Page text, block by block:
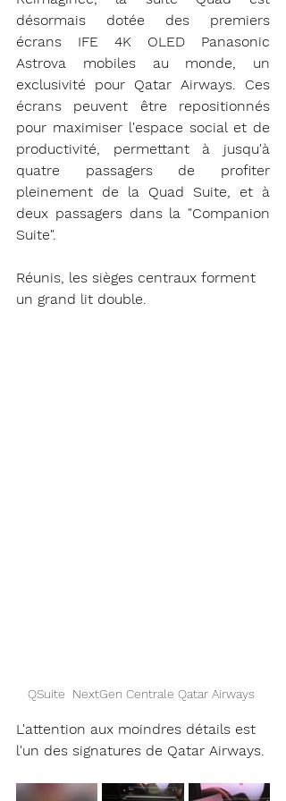
désormais dotée des premiers
écrans IFE 4K OLED Panasonic
Astrova mobiles au monde, un
exclusivité pour Qatar Airways. Ces
écrans peuvent être repositionnés
pour maximiser l'espace social et de
productivité, permettant à jusqu'à
quatre passagers de profiter
pleinement de la Quad Suite, et à
deux passagers dans la "Companion
Suite".
Réunis, les sièges centraux forment
un grand lit double.
QSuite  NextGen Centrale Qatar Airways
L'attention aux moindres détails est
l'un des signatures de Qatar Airways.